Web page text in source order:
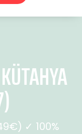
✓ 100%